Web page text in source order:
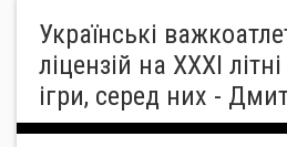
Українські
ліцензій на ХХХІ
ігри, серед них -